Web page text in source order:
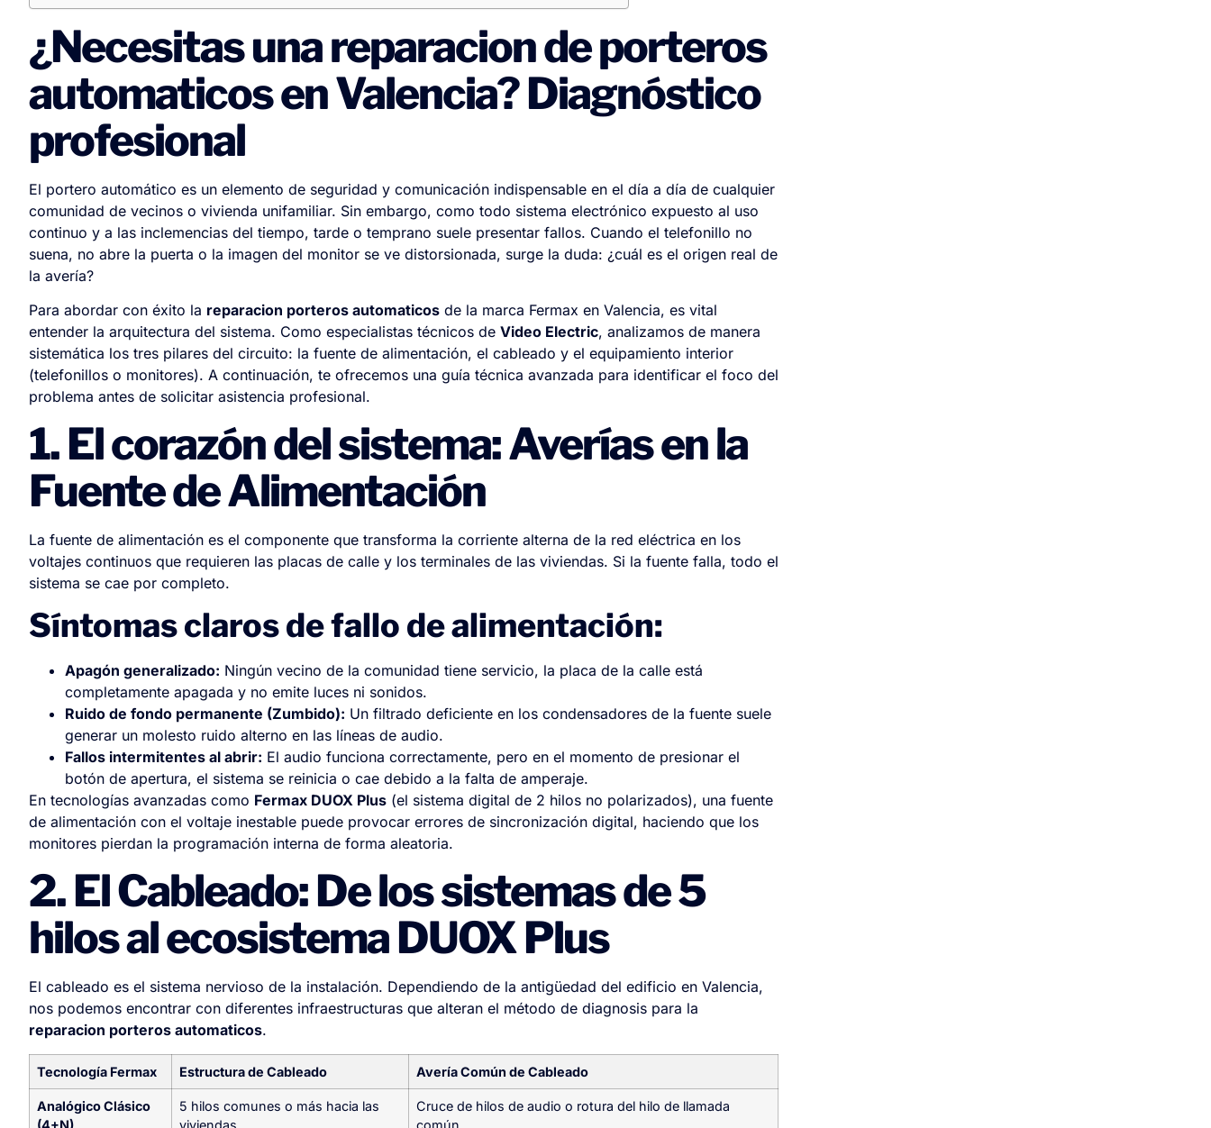
¿Necesitas una reparacion de porteros
automaticos en Valencia? Diagnóstico
profesional
El portero automático es un elemento de seguridad y comunicación indispensable en el día a día de cualquier
comunidad de vecinos o vivienda unifamiliar. Sin embargo, como todo sistema electrónico expuesto al uso
continuo y a las inclemencias del tiempo, tarde o temprano suele presentar fallos. Cuando el telefonillo no
suena, no abre la puerta o la imagen del monitor se ve distorsionada, surge la duda: ¿cuál es el origen real de
la avería?
Para abordar con éxito la reparacion porteros automaticos de la marca Fermax en Valencia, es vital
entender la arquitectura del sistema. Como especialistas técnicos de Video Electric, analizamos de manera
sistemática los tres pilares del circuito: la fuente de alimentación, el cableado y el equipamiento interior
(telefonillos o monitores). A continuación, te ofrecemos una guía técnica avanzada para identificar el foco del
problema antes de solicitar asistencia profesional.
1. El corazón del sistema: Averías en la
Fuente de Alimentación
La fuente de alimentación es el componente que transforma la corriente alterna de la red eléctrica en los
voltajes continuos que requieren las placas de calle y los terminales de las viviendas. Si la fuente falla, todo el
sistema se cae por completo.
Síntomas claros de fallo de alimentación:
Apagón generalizado: Ningún vecino de la comunidad tiene servicio, la placa de la calle está
completamente apagada y no emite luces ni sonidos.
Ruido de fondo permanente (Zumbido): Un filtrado deficiente en los condensadores de la fuente suele
generar un molesto ruido alterno en las líneas de audio.
Fallos intermitentes al abrir: El audio funciona correctamente, pero en el momento de presionar el
botón de apertura, el sistema se reinicia o cae debido a la falta de amperaje.
En tecnologías avanzadas como Fermax DUOX Plus (el sistema digital de 2 hilos no polarizados), una fuente
de alimentación con el voltaje inestable puede provocar errores de sincronización digital, haciendo que los
monitores pierdan la programación interna de forma aleatoria.
2. El Cableado: De los sistemas de 5
hilos al ecosistema DUOX Plus
El cableado es el sistema nervioso de la instalación. Dependiendo de la antigüedad del edificio en Valencia,
nos podemos encontrar con diferentes infraestructuras que alteran el método de diagnosis para la
reparacion porteros automaticos.
Tecnología Fermax Estructura de Cableado Avería Común de Cableado
Analógico Clásico
(4+N)
5 hilos comunes o más hacia las
viviendas.
Cruce de hilos de audio o rotura del hilo de llamada
común.